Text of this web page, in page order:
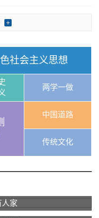
社会主义思想
两学一做
中国道路
传统文化
人家